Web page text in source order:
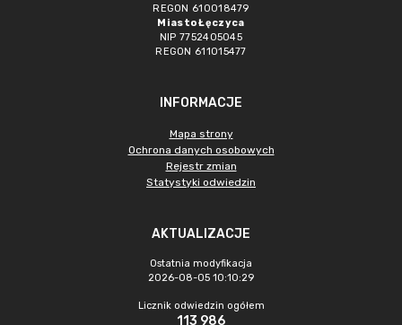
REGON 610018479
Miasto Łęczyca
NIP 7752405045
REGON 611015477
INFORMACJE
Mapa strony
Ochrona danych osobowych
Rejestr zmian
Statystyki odwiedzin
AKTUALIZACJE
Ostatnia modyfikacja
2026-08-05 10:10:29
Licznik odwiedzin ogółem
113 986